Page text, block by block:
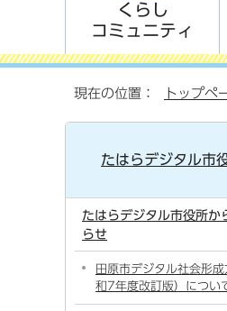
くらし
コミュニティ
現在の位置： トップペ
たはらデジタル市
たはらデジタル市役所か
らせ
田原市デジタル社会形
和7年度改訂版）につい